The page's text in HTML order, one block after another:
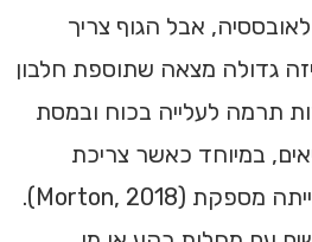
אבל הגוף צריך
גדולה מצאה שתוספת חלבון
תרמה לעלייה בכוח ובמסת
במיוחד כאשר צריכת
החלבון הבסיסית לא הייתה מספקת (Morton, 2018).